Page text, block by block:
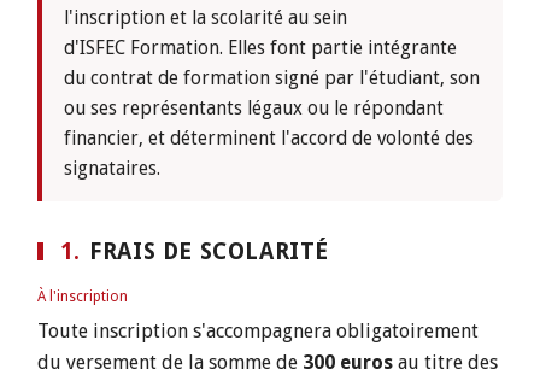
l'inscription et la scolarité au sein
d'ISFEC Formation. Elles font partie intégrante
du contrat de formation signé par l'étudiant, son
ou ses représentants légaux ou le répondant
financier, et déterminent l'accord de volonté des
signataires.
1. FRAIS DE SCOLARITÉ
À l'inscription
Toute inscription s'accompagnera obligatoirement
du versement de la somme de 300 eurosau titre des